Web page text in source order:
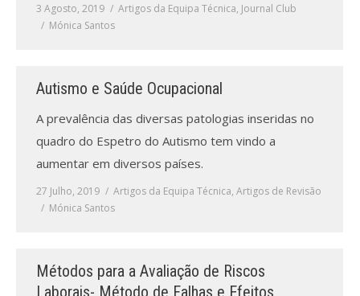
Sugestões para os Leitores
Candidatura a revisor
Artigos recentes
Revistas previamente publicadas
Informações adicionais
3 Agosto, 2019 Artigos da Equipa Técnica, Journal Club
Mónica Santos
Autismo e Saúde Ocupacional
A prevalência das diversas patologias inseridas no
quadro do Espetro do Autismo tem vindo a
aumentar em diversos países.
27 Julho, 2019 Artigos da Equipa Técnica, Artigos de Revisão
Mónica Santos
Métodos para a Avaliação de Riscos
Laborais- Método de Falhas e Efeitos